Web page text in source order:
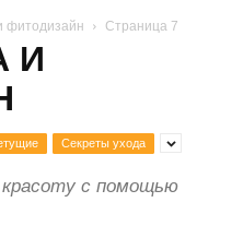
фитодизайн Страница 7
И
Секреты ухода
с помощью